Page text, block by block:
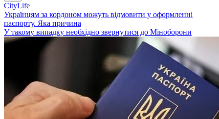
CityLife
Українцям за кордоном можуть відмовити у оформленні
паспорту. Яка причина
У такому випадку необхідно звернутися до Міноборони